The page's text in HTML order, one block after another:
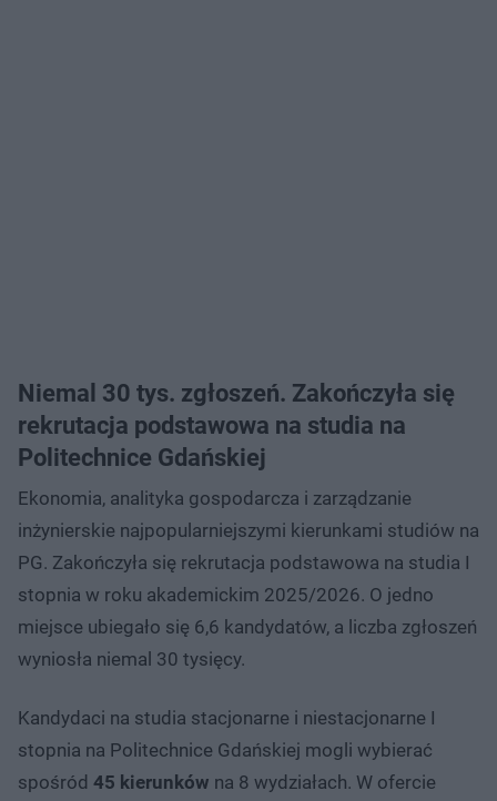
Niemal 30 tys. zgłoszeń. Zakończyła się
rekrutacja podstawowa na studia na
Politechnice Gdańskiej
Ekonomia, analityka gospodarcza i zarządzanie
inżynierskie najpopularniejszymi kierunkami studiów na
PG. Zakończyła się rekrutacja podstawowa na studia I
stopnia w roku akademickim 2025/2026. O jedno
miejsce ubiegało się 6,6 kandydatów, a liczba zgłoszeń
wyniosła niemal 30 tysięcy.
Kandydaci na studia stacjonarne i niestacjonarne I
stopnia na Politechnice Gdańskiej mogli wybierać
spośród 45 kierunków na 8 wydziałach. W ofercie